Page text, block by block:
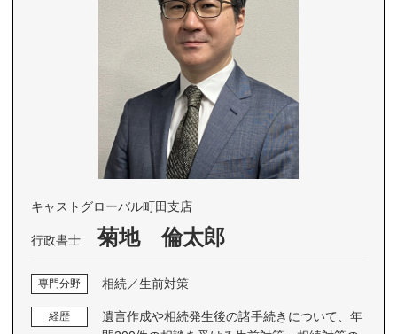
キャストグローバル町田支店
行政書士 菊地 倫太郎
専門分野 相続／生前対策
経歴
遺言作成や相続発生後の諸手続きについて、年